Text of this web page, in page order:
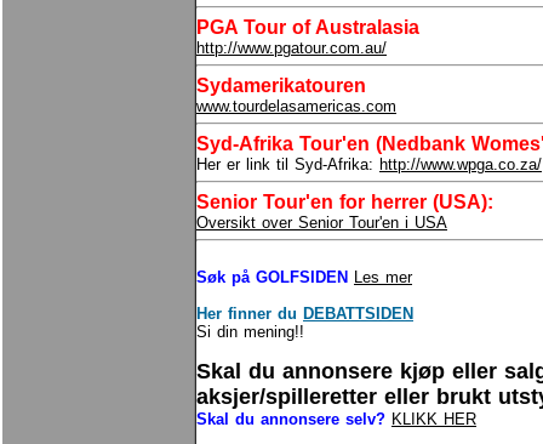
PGA Tour of Australasia
http://www.pgatour.com.au/
Sydamerikatouren
www.tourdelasamericas.com
Syd-Afrika Tour'en (Nedbank
Her er link til Syd-Afrika: http://www.wpga.co.za/
Senior Tour'en for herrer (USA):
Oversikt over Senior Tour'en i USA
Søk på GOLFSIDEN Les mer
Her finner du DEBATTSIDEN
Si din mening!!
Skal du annonsere kjøp eller
aksjer/spilleretter eller brukt
Skal du annonsere selv? KLIKK HER